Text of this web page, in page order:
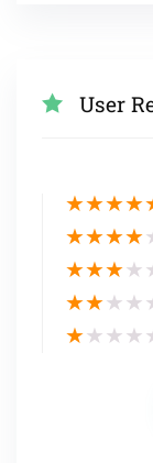
User
★★★★
★★★★
★★★★
★★★★
★★★★